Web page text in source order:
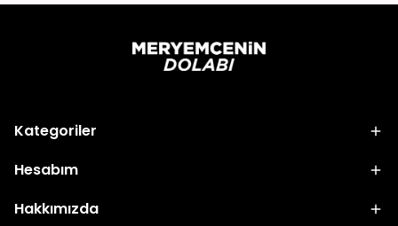
Kategoriler
Hesabım
Hakkımızda